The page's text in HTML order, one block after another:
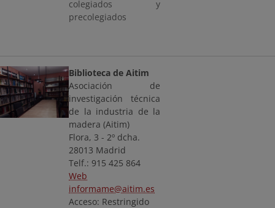
colegiados y
precolegiados
Biblioteca de Aitim
Asociación de
investigación técnica
de la industria de la
madera (Aitim)
Flora, 3 - 2º dcha.
28013 Madrid
Telf.: 915 425 864
Web
informame@aitim.es
Acceso: Restringido